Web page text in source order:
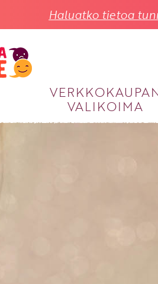
Haluatko tietoa
VALIKOIMA